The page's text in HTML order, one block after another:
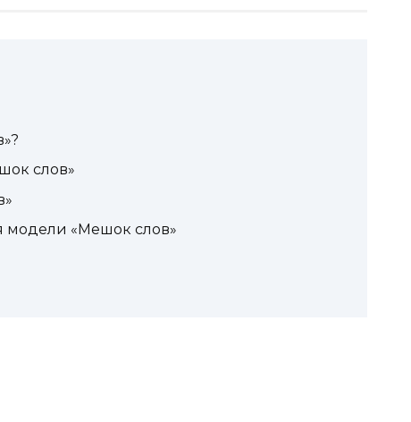
слов»
модели «Мешок слов»